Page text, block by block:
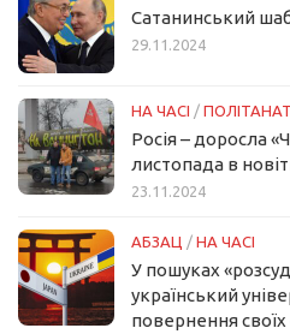
Сатанинський
29.11.2024
НА ЧАСІ /
Росія – доросла
листопада в
23.11.2024
АБЗАЦ / НА ЧАСІ
У пошуках
український
повернення